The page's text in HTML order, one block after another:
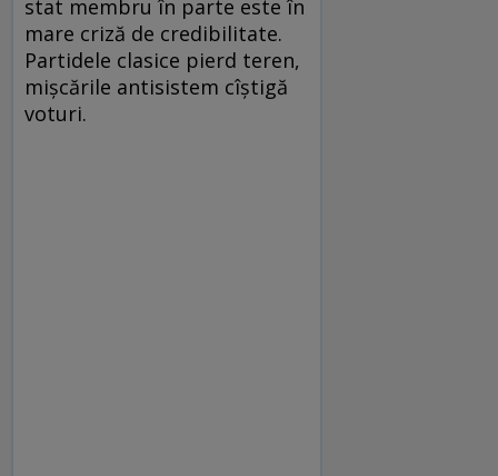
stat membru în parte este în
mare criză de credibilitate.
Partidele clasice pierd teren,
mișcările antisistem cîștigă
voturi.